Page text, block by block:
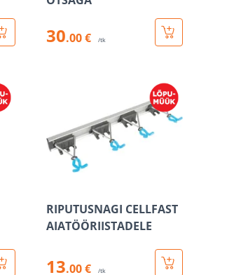
30.00 € /tk
RIPUTUSNAGI CELLFAST
AIATÖÖRIISTADELE
13.00 € /tk